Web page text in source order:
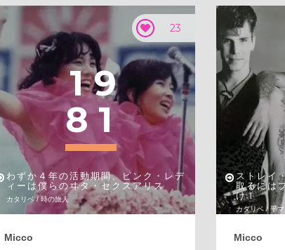
23
1 9
8 1
わずか４年の活動期間、ピンク・レデ
ィーは僕らのヰタ・セクスアリス
カタリベ / 時の旅人
Micco
ストレイ
取るには
け！
カタリベ / 平
Micco